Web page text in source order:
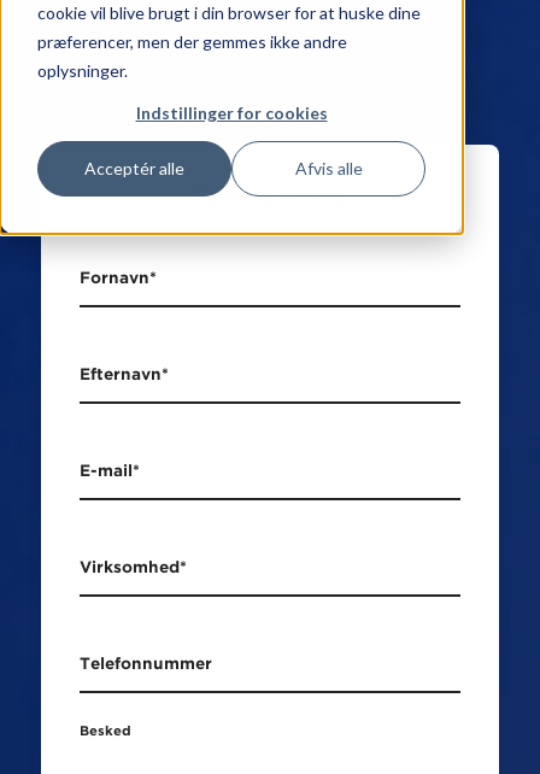
cookie vil blive brugt i din browser for at huske dine
præferencer, men der gemmes ikke andre
oplysninger.
Indstillinger for cookies
Acceptér alle Afvis alle
300.000+ brugere verden over
96 % kundeloyalitet
Book a demo
Fornavn*
Efternavn*
E-mail*
Virksomhed*
Telefonnummer
Besked